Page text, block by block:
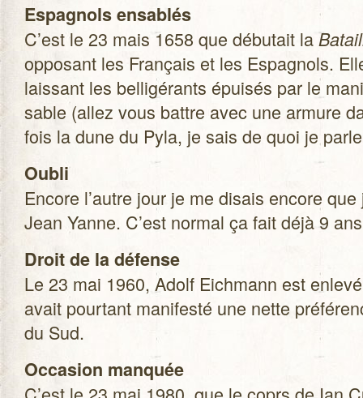
Espa­gnols ensa­blés
C’est le 23 mais 1658 que débu­tait la
oppo­sant les Fran­çais et les Espa­gnols.
lais­sant les bel­li­gé­rants épui­sés par le
sable (allez vous battre avec une armure
fois la dune du Pyla, je sais de quoi je
Oubli
Encore l’autre jour je me disais encore
Jean Yanne. C’est nor­mal ça fait déjà 9
Droit de la défense
Le 23 mai 1960, Adolf Eich­mann est
avait pour­tant mani­festé une nette
du Sud.
Occa­sion man­quée